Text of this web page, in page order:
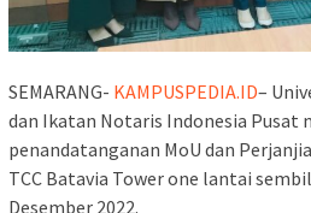
SEMARANG- KAMPUSPEDIA.ID–
dan Ikatan Notaris Indonesia Pusat
penandatanganan MoU dan
TCC Batavia Tower one lantai
Desember 2022.